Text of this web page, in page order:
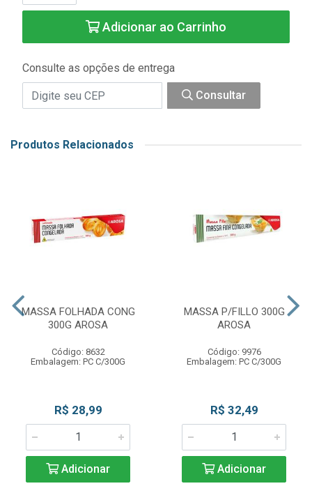
Adicionar ao Carrinho
Consulte as opções de entrega
Consultar
Produtos Relacionados
MASSA FOLHADA CONG
300G AROSA
Código: 8632
Embalagem: PC C/300G
R$ 28,99
Adicionar
MASSA P/FILLO 300G
AROSA
Código: 9976
Embalagem: PC C/300G
R$ 32,49
Adicionar